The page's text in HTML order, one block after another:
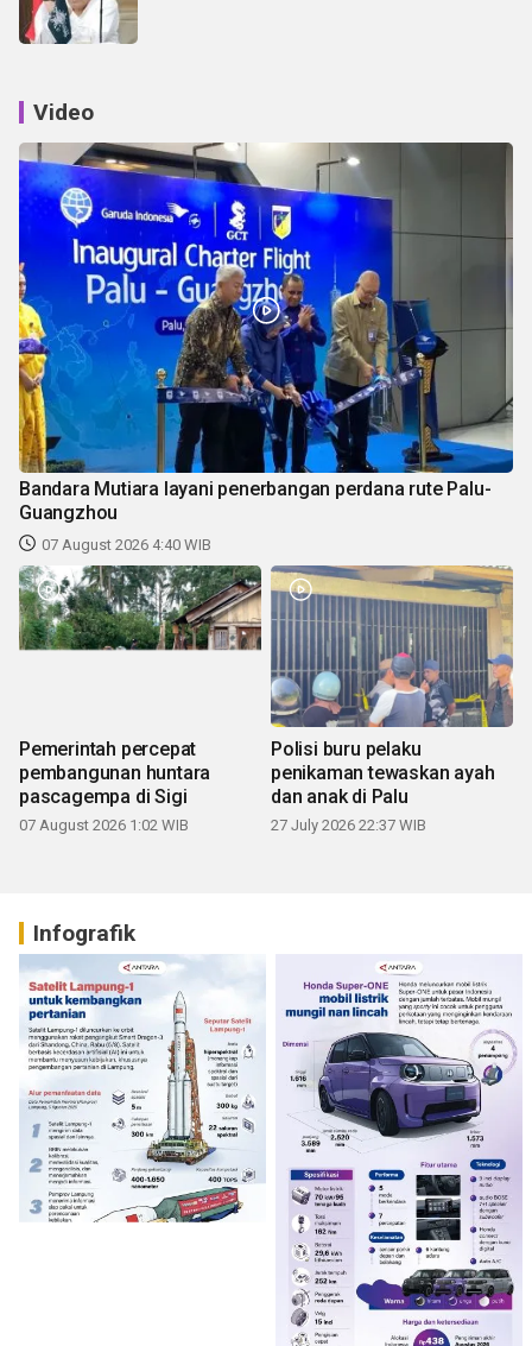
Video
Bandara Mutiara layani penerbangan perdana rute Palu-
Guangzhou
07 August 2026 4:40 WIB
Pemerintah percepat
pembangunan huntara
pascagempa di Sigi
07 August 2026 1:02 WIB
Polisi buru pelaku
penikaman tewaskan ayah
dan anak di Palu
27 July 2026 22:37 WIB
Infografik